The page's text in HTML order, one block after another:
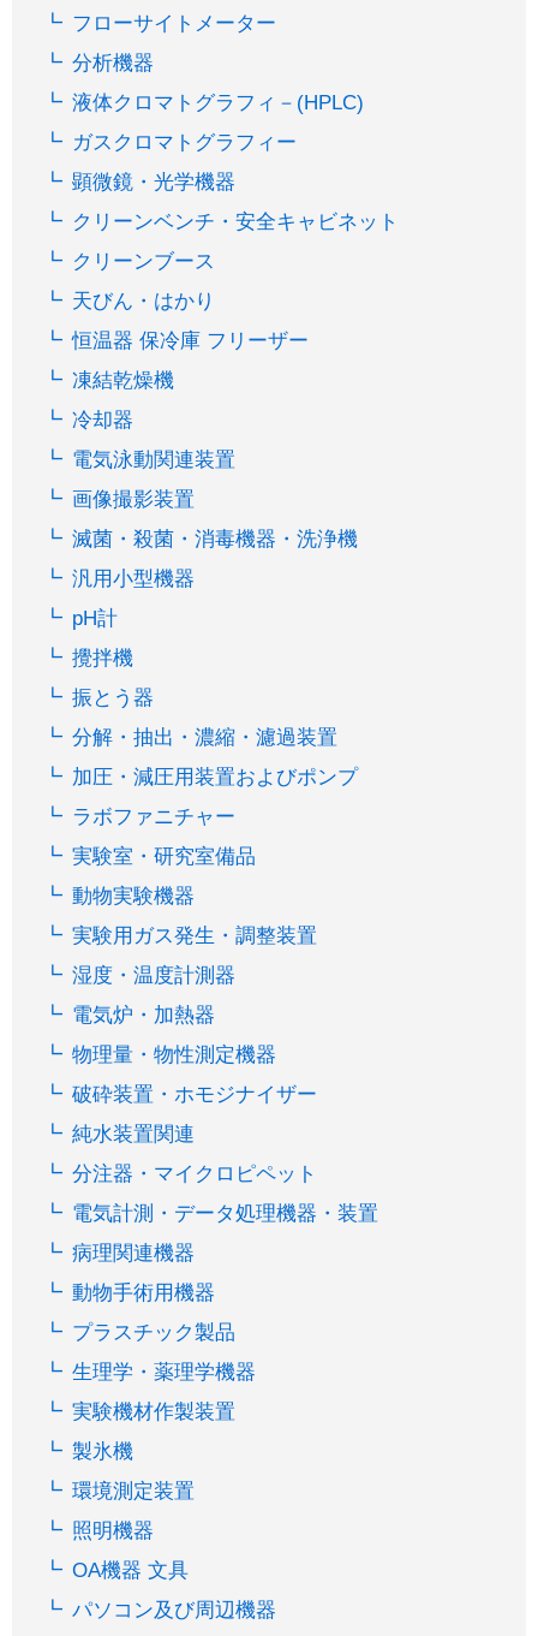
フローサイトメーター
分析機器
液体クロマトグラフィ－(HPLC)
ガスクロマトグラフィー
顕微鏡・光学機器
クリーンベンチ・安全キャビネット
クリーンブース
天びん・はかり
恒温器 保冷庫 フリーザー
凍結乾燥機
冷却器
電気泳動関連装置
画像撮影装置
滅菌・殺菌・消毒機器・洗浄機
汎用小型機器
pH計
攪拌機
振とう器
分解・抽出・濃縮・濾過装置
加圧・減圧用装置およびポンプ
ラボファニチャー
実験室・研究室備品
動物実験機器
実験用ガス発生・調整装置
湿度・温度計測器
電気炉・加熱器
物理量・物性測定機器
破砕装置・ホモジナイザー
純水装置関連
分注器・マイクロピペット
電気計測・データ処理機器・装置
病理関連機器
動物手術用機器
プラスチック製品
生理学・薬理学機器
実験機材作製装置
製氷機
環境測定装置
照明機器
OA機器 文具
パソコン及び周辺機器